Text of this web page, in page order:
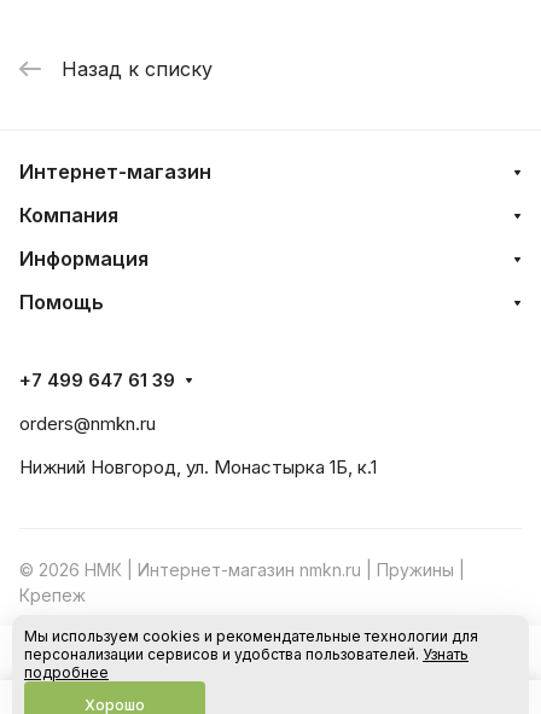
В корзину
Назад к списку
Интернет-магазин
Компания
Информация
Помощь
+7 499 647 61 39
orders@nmkn.ru
Нижний Новгород, ул. Монастырка 1Б, к.1
© 2026 НМК | Интернет-магазин nmkn.ru | Пружины |
Крепеж
Конфиденциальность Оферта
Мы используем cookies и рекомендательные технологии для
персонализации сервисов и удобства пользователей. Узнать
подробнее
Хорошо